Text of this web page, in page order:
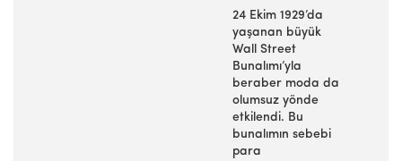
24 Ekim 1929’da
yaşanan büyük
Wall Street
Bunalımı’yla
beraber moda da
olumsuz yönde
etkilendi. Bu
bunalımın sebebi
para